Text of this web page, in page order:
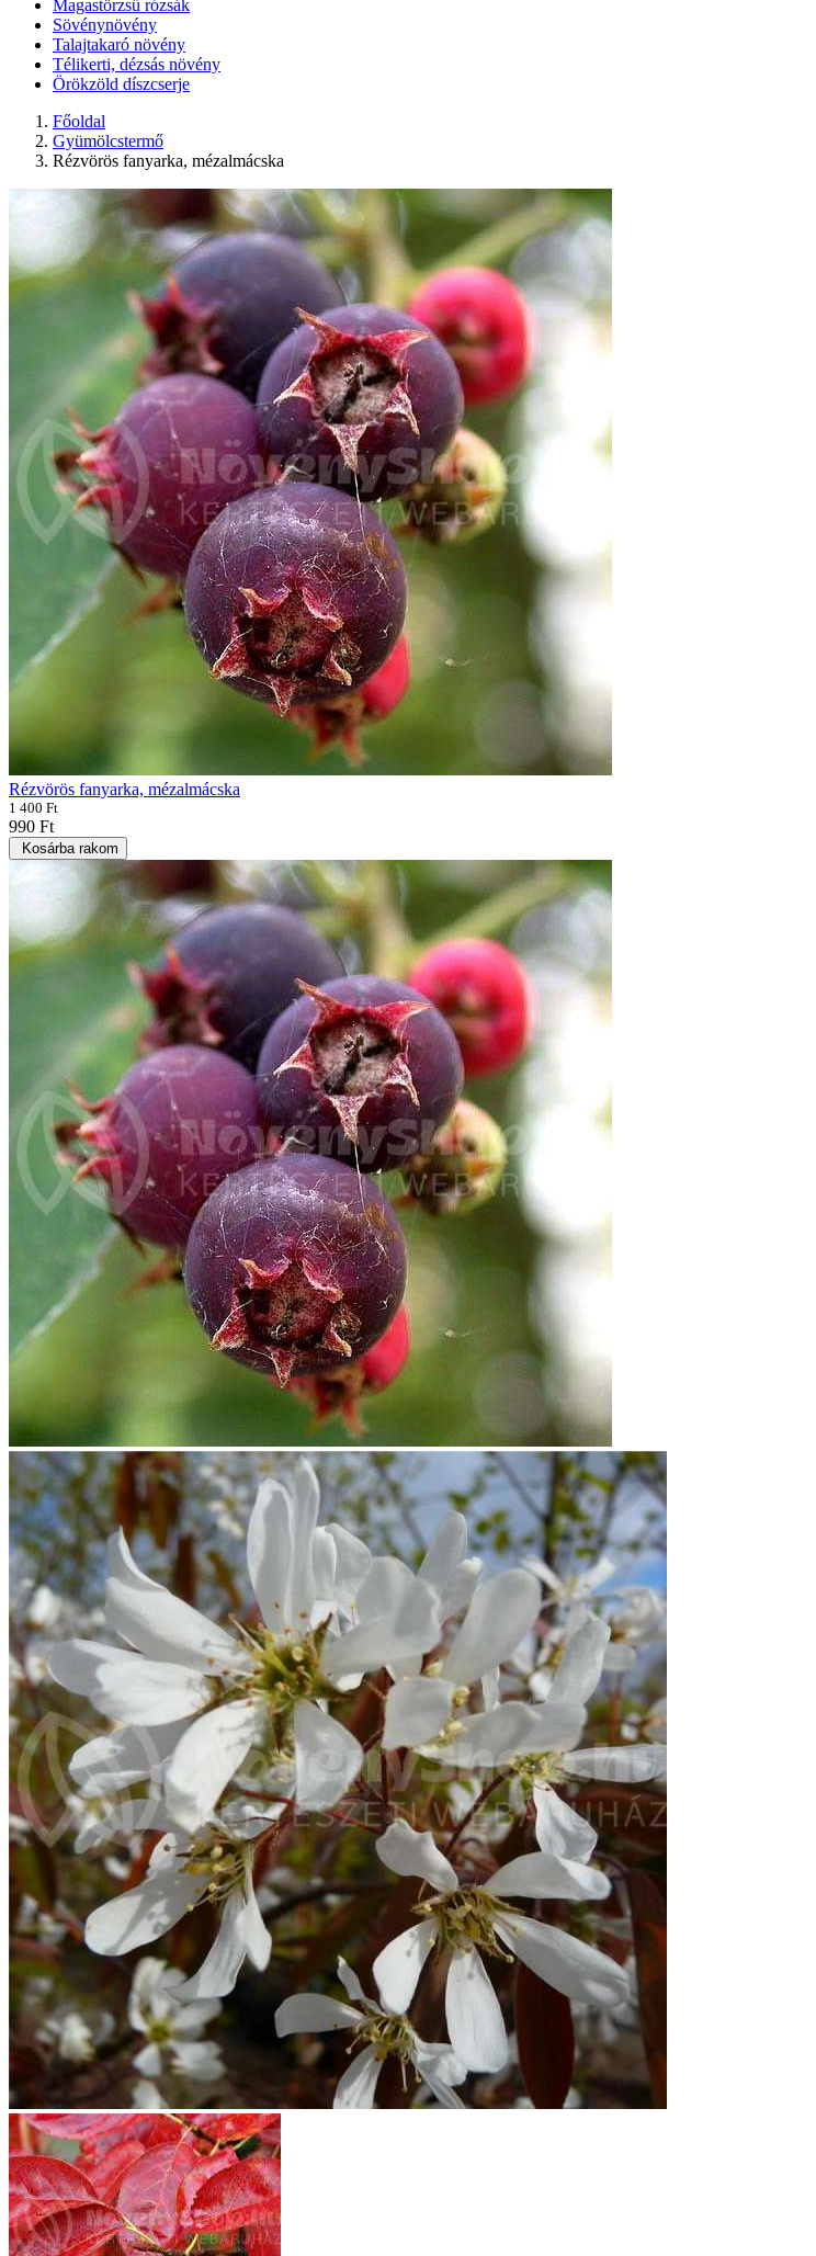
Magastörzsű rózsák
Sövénynövény
Talajtakaró növény
Télikerti, dézsás növény
Örökzöld díszcserje
Főoldal
Gyümölcstermő
Rézvörös fanyarka, mézalmácska
Rézvörös fanyarka, mézalmácska
1 400 Ft
990 Ft
Kosárba rakom